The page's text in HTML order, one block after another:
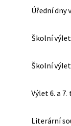
Úřední dny
Školní výlet
Školní výlet
Výlet 6. a
Literární